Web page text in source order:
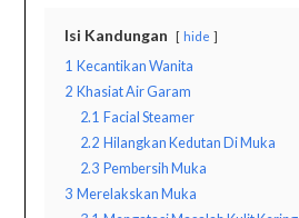
Isi Kandungan hide
1 Kecantikan Wanita
2 Khasiat Air Garam
2.1 Facial Steamer
2.2 Hilangkan Kedutan Di Muka
2.3 Pembersih Muka
3 Merelakskan Muka